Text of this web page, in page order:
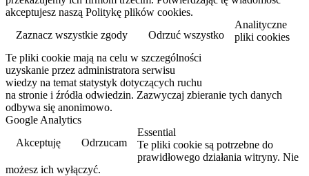
akceptujesz naszą Politykę plików cookies.
Zaznacz wszystkie zgody
Odrzuć wszystko
Analityczne
pliki cookies
Te pliki cookie mają na celu w szczególności
uzyskanie przez administratora serwisu
wiedzy na temat statystyk dotyczących ruchu
na stronie i źródła odwiedzin. Zazwyczaj zbieranie tych danych
odbywa się anonimowo.
Google Analytics
Akceptuję
Odrzucam
Essential
Te pliki cookie są potrzebne do
prawidłowego działania witryny. Nie
możesz ich wyłączyć.